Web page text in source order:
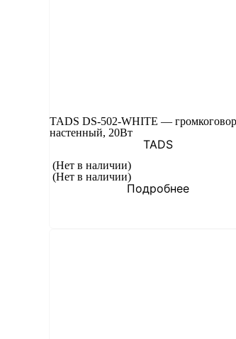
TADS DS-502-WHITE —
настенный, 20Вт
TADS
(Нет в наличии)
(Нет в наличии)
Подробнее